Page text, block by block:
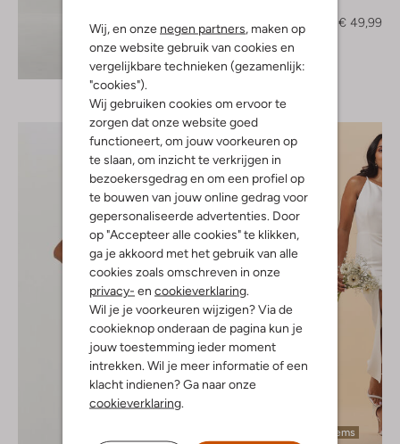
Wij, en onze negen partners, maken op
onze website gebruik van cookies en
vergelijkbare technieken (gezamenlijk:
"cookies").
Wij gebruiken cookies om ervoor te
zorgen dat onze website goed
functioneert, om jouw voorkeuren op
te slaan, om inzicht te verkrijgen in
bezoekersgedrag en om een profiel op
te bouwen van jouw online gedrag voor
gepersonaliseerde advertenties. Door
op "Accepteer alle cookies" te klikken,
ga je akkoord met het gebruik van alle
cookies zoals omschreven in onze
privacy- en cookieverklaring.
Wil je je voorkeuren wijzigen? Via de
cookieknop onderaan de pagina kun je
jouw toestemming ieder moment
intrekken. Wil je meer informatie of een
klacht indienen? Ga naar onze
cookieverklaring.
Ontdek de look
€ 49,99
Laatste items